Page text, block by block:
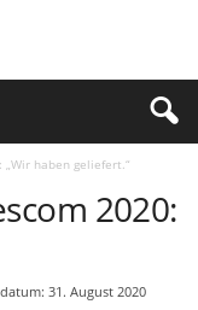
„Wir haben geliefert.“
2020:
31. August 2020